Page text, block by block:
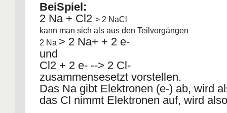
BeiSpiel:
2 Na + Cl2 > 2 NaCl
kann man sich als aus den Teilvorgängen
2 Na > 2 Na+ + 2 e-
und
Cl2 + 2 e- --> 2 Cl-
zusammensesetzt vorstellen.
Das Na gibt Elektronen (e-) ab, wird
das Cl nimmt Elektronen auf, wird